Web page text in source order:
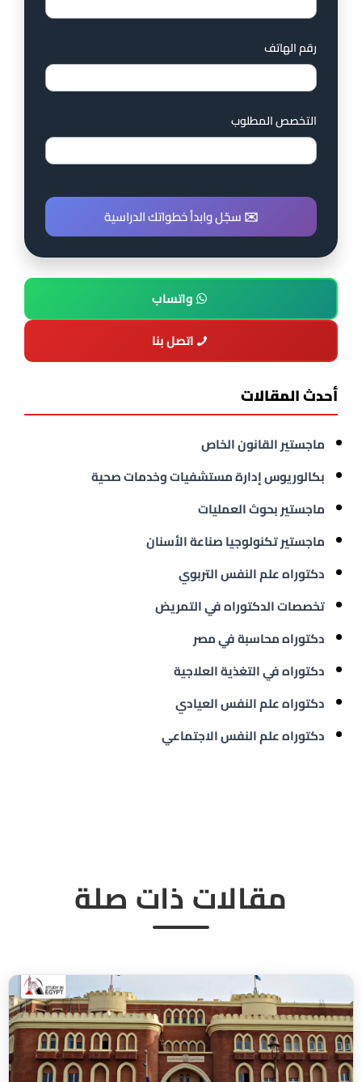
رقم الهاتف
التخصص المطلوب
✉️ سجّل وابدأ خطواتك الدراسية
واتساب
اتصل بنا
أحدث المقالات
ماجستير القانون الخاص
بكالوريوس إدارة مستشفيات وخدمات صحية
ماجستير بحوث العمليات
ماجستير تكنولوجيا صناعة الأسنان
دكتوراه علم النفس التربوي
تخصصات الدكتوراه في التمريض
دكتوراه محاسبة في مصر
دكتوراه في التغذية العلاجية
دكتوراه علم النفس العيادي
دكتوراه علم النفس الاجتماعي
مقالات ذات صلة